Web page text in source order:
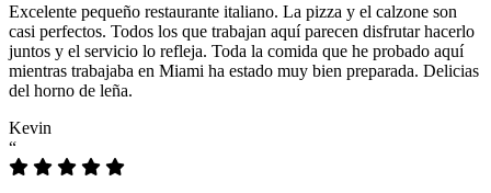
Excelente pequeño restaurante italiano. La pizza y el calzone son
casi perfectos. Todos los que trabajan aquí parecen disfrutar hacerlo
juntos y el servicio lo refleja. Toda la comida que he probado aquí
mientras trabajaba en Miami ha estado muy bien preparada. Delicias
del horno de leña.
Kevin
“